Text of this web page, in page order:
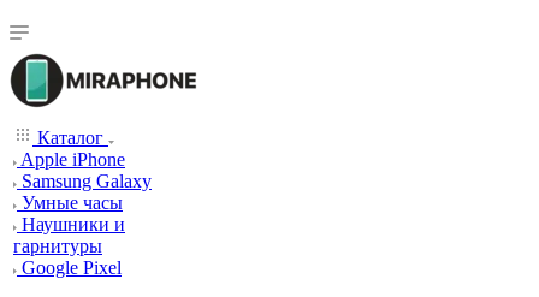
Каталог
Apple iPhone
Samsung Galaxy
Умные часы
Наушники и
гарнитуры
Google Pixel